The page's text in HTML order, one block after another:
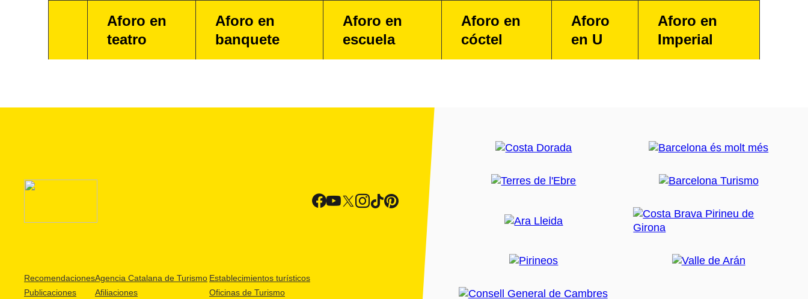
Aforo en
teatro
Aforo en
banquete
Aforo en
escuela
Aforo en
cóctel
Aforo
en U
Aforo en
Imperial
Recomendaciones
Publicaciones
Agencia Catalana de Turismo
Afiliaciones
Establecimientos turísticos
Oficinas de Turismo